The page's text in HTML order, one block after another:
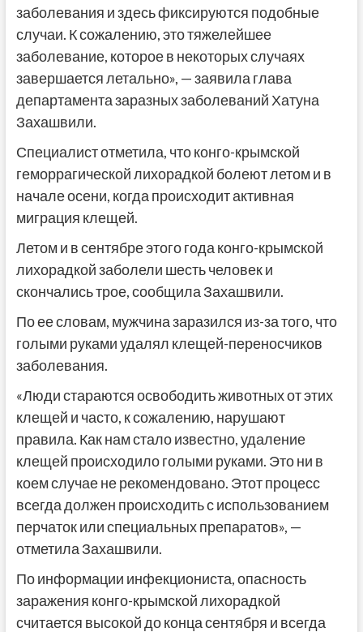
заболевания и здесь фиксируются подобные
случаи. К сожалению, это тяжелейшее
заболевание, которое в некоторых случаях
завершается летально», — заявила глава
департамента заразных заболеваний Хатуна
Захашвили.
Специалист отметила, что конго-крымской
геморрагической лихорадкой болеют летом и в
начале осени, когда происходит активная
миграция клещей.
Летом и в сентябре этого года конго-крымской
лихорадкой заболели шесть человек и
скончались трое, сообщила Захашвили.
По ее словам, мужчина заразился из-за того, что
голыми руками удалял клещей-переносчиков
заболевания.
«Люди стараются освободить животных от этих
клещей и часто, к сожалению, нарушают
правила. Как нам стало известно, удаление
клещей происходило голыми руками. Это ни в
коем случае не рекомендовано. Этот процесс
всегда должен происходить с использованием
перчаток или специальных препаратов», —
отметила Захашвили.
По информации инфекциониста, опасность
заражения конго-крымской лихорадкой
считается высокой до конца сентября и всегда